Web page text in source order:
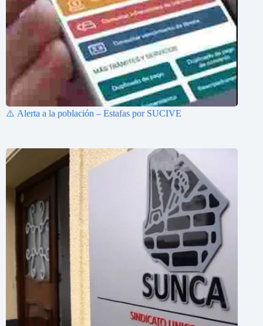
⚠️ Alerta a la población – Estafas por SUCIVE